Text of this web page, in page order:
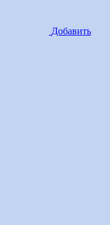
Добавить